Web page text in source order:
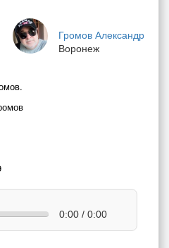
Громов Александр
Воронеж
0:00 / 0:00